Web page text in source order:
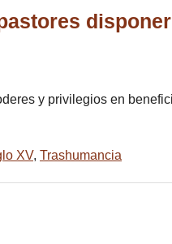
y privilegios en
XV, Trashumancia